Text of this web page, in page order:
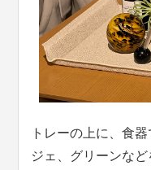
トレーの上に、食
ジェ、グリーンな